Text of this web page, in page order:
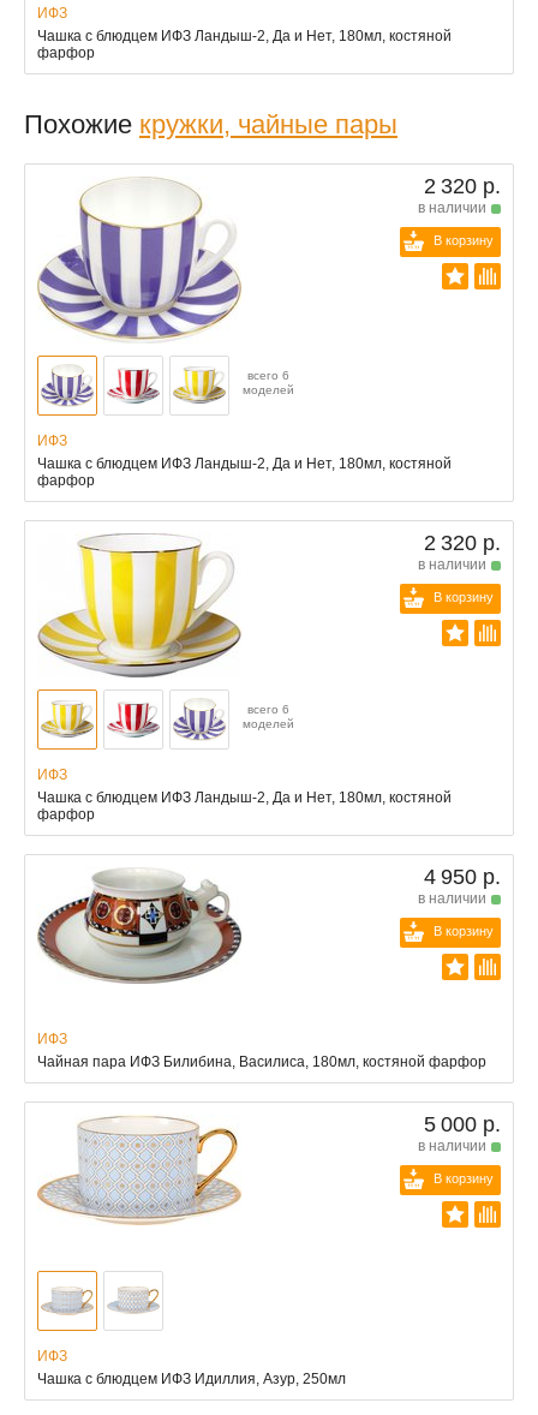
ИФЗ
Чашка с блюдцем ИФЗ Ландыш-2, Да и Нет, 180мл, костяной
фарфор
Похожие кружки, чайные пары
2 320 р.
в наличии
В корзину
всего 6
моделей
ИФЗ
Чашка с блюдцем ИФЗ Ландыш-2, Да и Нет, 180мл, костяной
фарфор
2 320 р.
в наличии
В корзину
всего 6
моделей
ИФЗ
Чашка с блюдцем ИФЗ Ландыш-2, Да и Нет, 180мл, костяной
фарфор
4 950 р.
в наличии
В корзину
ИФЗ
Чайная пара ИФЗ Билибина, Василиса, 180мл, костяной фарфор
5 000 р.
в наличии
В корзину
ИФЗ
Чашка с блюдцем ИФЗ Идиллия, Азур, 250мл